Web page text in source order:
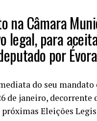
na Câmara
legal, para
por Évora
do seu mandato
de janeiro, decorrente
Eleições